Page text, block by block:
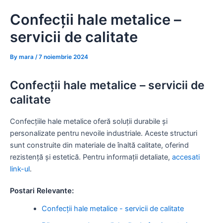
Confecții hale metalice –
servicii de calitate
By mara /7 noiembrie 2024
Confecții hale metalice – servicii de
calitate
Confecțiile hale metalice oferă soluții durabile și
personalizate pentru nevoile industriale. Aceste structuri
sunt construite din materiale de înaltă calitate, oferind
rezistență și estetică. Pentru informații detaliate, accesati
link-ul.
Postari Relevante:
Confecții hale metalice - servicii de calitate